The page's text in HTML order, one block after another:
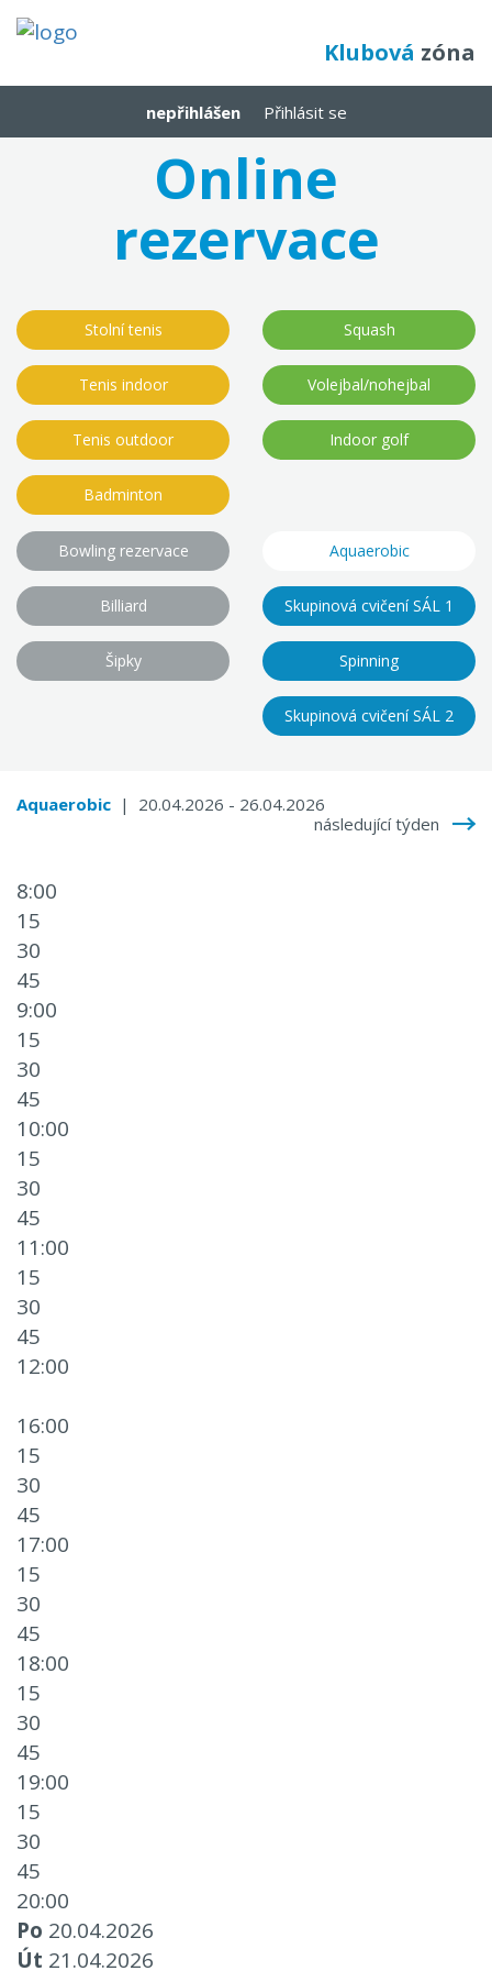
Klubová zóna
nepřihlášen Přihlásit se
Online
rezervace
Stolní tenis
Tenis indoor
Tenis outdoor
Badminton
Squash
Volejbal/nohejbal
Indoor golf
Bowling rezervace
Billiard
Šipky
Aquaerobic
Skupinová cvičení SÁL 1
Spinning
Skupinová cvičení SÁL 2
Aquaerobic | 20.04.2026 - 26.04.2026
následující týden
8:00
15
30
45
9:00
15
30
45
10:00
15
30
45
11:00
15
30
45
12:00
16:00
15
30
45
17:00
15
30
45
18:00
15
30
45
19:00
15
30
45
20:00
Po 20.04.2026
Út 21.04.2026